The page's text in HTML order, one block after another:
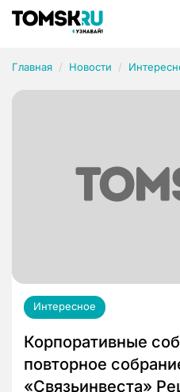
Главная Новости
Интересное
Корпоративные
повторное
«Связьинвеста»